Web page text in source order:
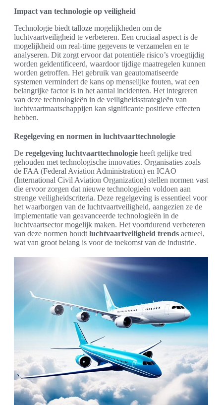
Impact van technologie op veiligheid
Technologie biedt talloze mogelijkheden om de
luchtvaartveiligheid te verbeteren. Een cruciaal aspect is de
mogelijkheid om real-time gegevens te verzamelen en te
analyseren. Dit zorgt ervoor dat potentiële risico’s vroegtijdig
worden geïdentificeerd, waardoor tijdige maatregelen kunnen
worden getroffen. Het gebruik van geautomatiseerde
systemen vermindert de kans op menselijke fouten, wat een
belangrijke factor is in het aantal incidenten. Het integreren
van deze technologieën in de veiligheidsstrategieën van
luchtvaartmaatschappijen kan significante positieve effecten
hebben.
Regelgeving en normen in luchtvaarttechnologie
De regelgeving luchtvaarttechnologie heeft gelijke tred
gehouden met technologische innovaties. Organisaties zoals
de FAA (Federal Aviation Administration) en ICAO
(International Civil Aviation Organization) stellen normen vast
die ervoor zorgen dat nieuwe technologieën voldoen aan
strenge veiligheidscriteria. Deze regelgeving is essentieel voor
het waarborgen van de luchtvaartveiligheid, aangezien ze de
implementatie van geavanceerde technologieën in de
luchtvaartsector mogelijk maken. Het voortdurend verbeteren
van deze normen houdt luchtvaartveiligheid trends actueel,
wat van groot belang is voor de toekomst van de industrie.